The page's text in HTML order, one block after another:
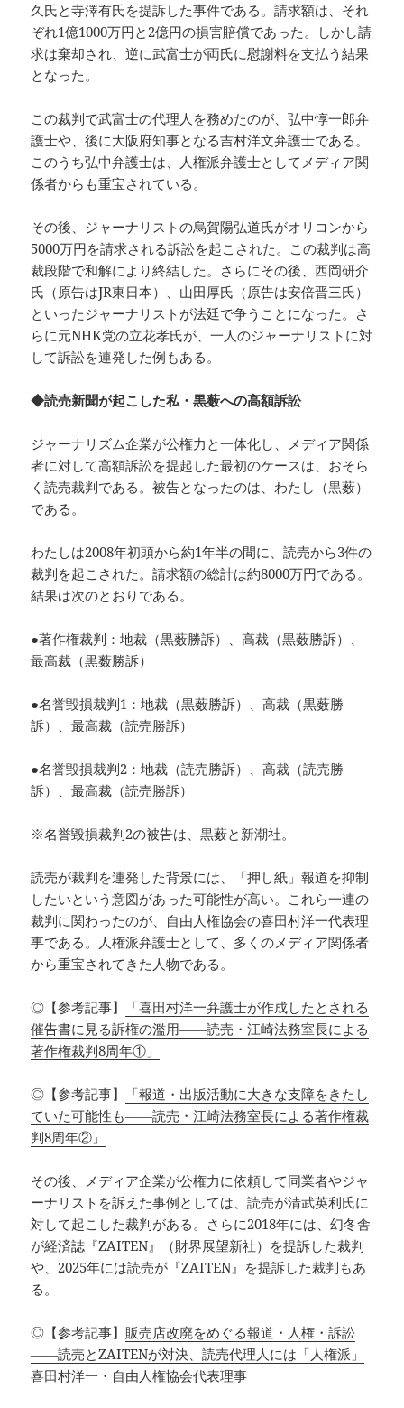
久氏と寺澤有氏を提訴した事件である。請求額は、それ
ぞれ1億1000万円と2億円の損害賠償であった。しかし請
求は棄却され、逆に武富士が両氏に慰謝料を支払う結果
となった。
この裁判で武富士の代理人を務めたのが、弘中惇一郎弁
護士や、後に大阪府知事となる吉村洋文弁護士である。
このうち弘中弁護士は、人権派弁護士としてメディア関
係者からも重宝されている。
その後、ジャーナリストの烏賀陽弘道氏がオリコンから
5000万円を請求される訴訟を起こされた。この裁判は高
裁段階で和解により終結した。さらにその後、西岡研介
氏（原告はJR東日本）、山田厚氏（原告は安倍晋三氏）
といったジャーナリストが法廷で争うことになった。さ
らに元NHK党の立花孝氏が、一人のジャーナリストに対
して訴訟を連発した例もある。
◆読売新聞が起こした私・黒薮への高額訴訟
ジャーナリズム企業が公権力と一体化し、メディア関係
者に対して高額訴訟を提起した最初のケースは、おそら
く読売裁判である。被告となったのは、わたし（黒薮）
である。
わたしは2008年初頭から約1年半の間に、読売から3件の
裁判を起こされた。請求額の総計は約8000万円である。
結果は次のとおりである。
●著作権裁判：地裁（黒薮勝訴）、高裁（黒薮勝訴）、
最高裁（黒薮勝訴）
●名誉毀損裁判1：地裁（黒薮勝訴）、高裁（黒薮勝
訴）、最高裁（読売勝訴）
●名誉毀損裁判2：地裁（読売勝訴）、高裁（読売勝
訴）、最高裁（読売勝訴）
※名誉毀損裁判2の被告は、黒薮と新潮社。
読売が裁判を連発した背景には、「押し紙」報道を抑制
したいという意図があった可能性が高い。これら一連の
裁判に関わったのが、自由人権協会の喜田村洋一代表理
事である。人権派弁護士として、多くのメディア関係者
から重宝されてきた人物である。
◎【参考記事】
「喜田村洋一弁護士が作成したとされる
催告書に見る訴権の濫用――読売・江崎法務室長による
著作権裁判8周年①」
◎【参考記事】
「報道・出版活動に大きな支障をきたし
ていた可能性も――読売・江崎法務室長による著作権裁
判8周年②」
その後、メディア企業が公権力に依頼して同業者やジャ
ーナリストを訴えた事例としては、読売が清武英利氏に
対して起こした裁判がある。さらに2018年には、幻冬舎
が経済誌『ZAITEN』（財界展望新社）を提訴した裁判
や、2025年には読売が『ZAITEN』を提訴した裁判もあ
る。
◎【参考記事】 販売店改廃をめぐる報道・人権・訴訟
――読売とZAITENが対決、読売代理人には「人権派」
喜田村洋一・自由人権協会代表理事